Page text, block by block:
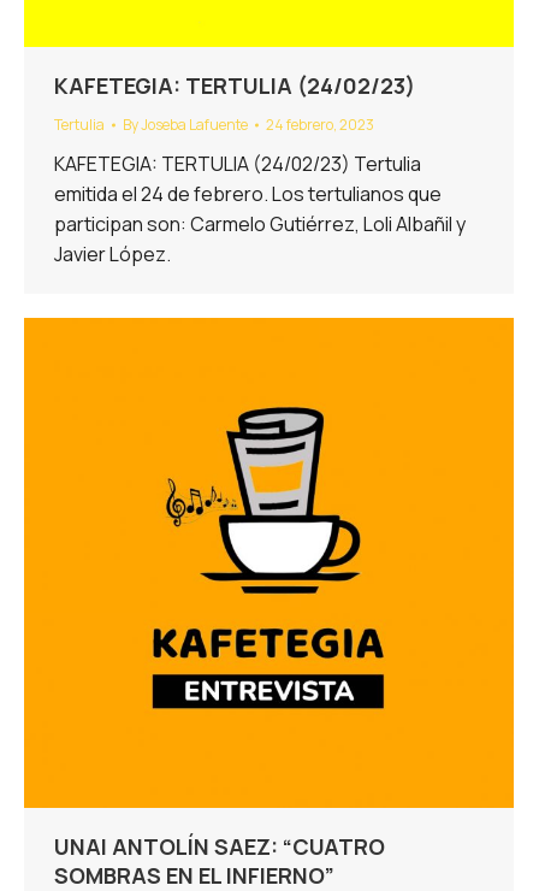
KAFETEGIA: TERTULIA (24/02/23)
Tertulia ByJoseba Lafuente 24 febrero, 2023
KAFETEGIA: TERTULIA (24/02/23) Tertulia
emitida el 24 de febrero. Los tertulianos que
participan son: Carmelo Gutiérrez, Loli Albañil y
Javier López.
UNAI ANTOLÍN SAEZ: “CUATRO
SOMBRAS EN EL INFIERNO”